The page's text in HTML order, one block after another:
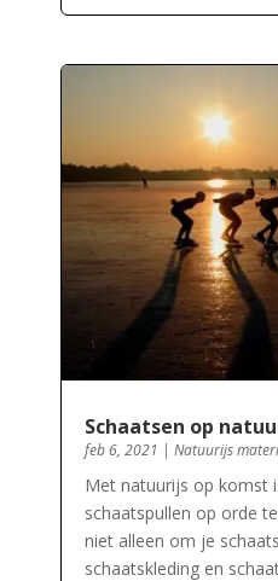
Schaatsen op
feb 6, 2021 | Natuurijs
Met natuurijs op komst
schaatspullen op orde
niet alleen om je
schaatskleding en